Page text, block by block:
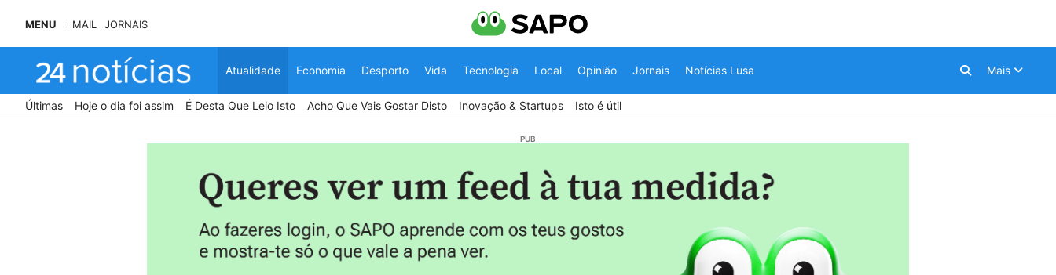
MENU MAIL JORNAIS
Atualidade Economia Desporto Vida Tecnologia Local Opinião Jornais Notícias Lusa Mais
Últimas Hoje o dia foi assim É Desta Que Leio Isto Acho Que Vais Gostar Disto Inovação & Startups Isto é útil